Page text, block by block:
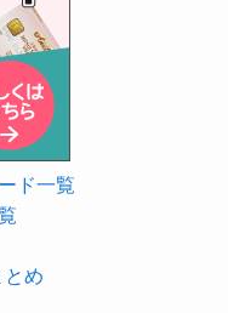
ド一覧
とめ